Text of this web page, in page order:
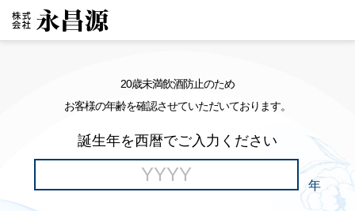
20歳未満飲酒防止のため
お客様の年齢を確認させていただいております。
誕生年を西暦でご入力ください
年